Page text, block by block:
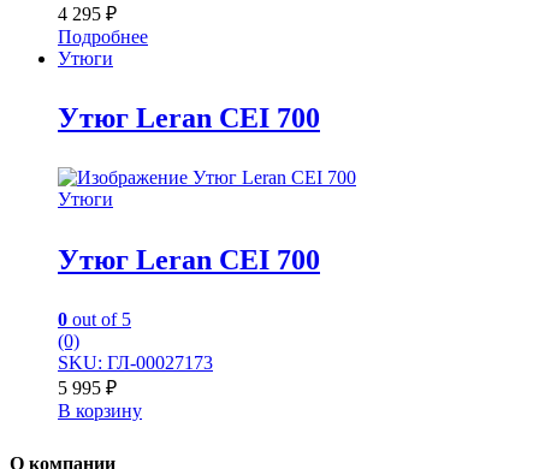
4 295 ₽
Подробнее
Утюги
Утюг Leran CEI 700
Утюги
Утюг Leran CEI 700
0 out of 5
(0)
SKU: ГЛ-00027173
5 995 ₽
В корзину
О компании